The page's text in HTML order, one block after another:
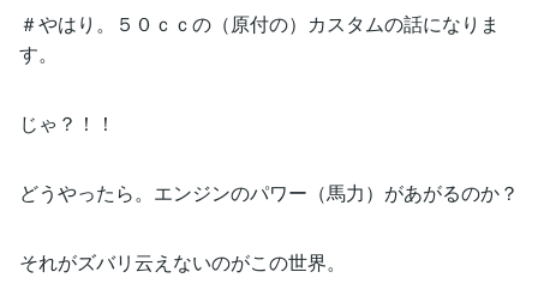
＃やはり。５０ｃｃの（原付の）カスタムの話になりま
す。
じゃ？！！
どうやったら。エンジンのパワー（馬力）があがるのか？
それがズバリ云えないのがこの世界。